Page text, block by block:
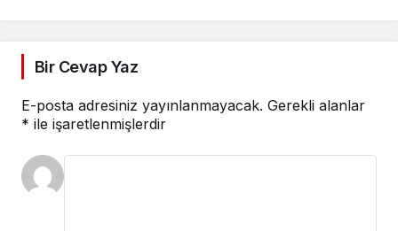
Bir Cevap Yaz
E-posta adresiniz yayınlanmayacak. Gerekli alanlar
* ile işaretlenmişlerdir